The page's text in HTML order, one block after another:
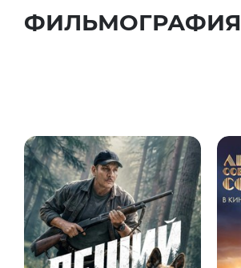
ФИЛЬМОГРАФИЯ